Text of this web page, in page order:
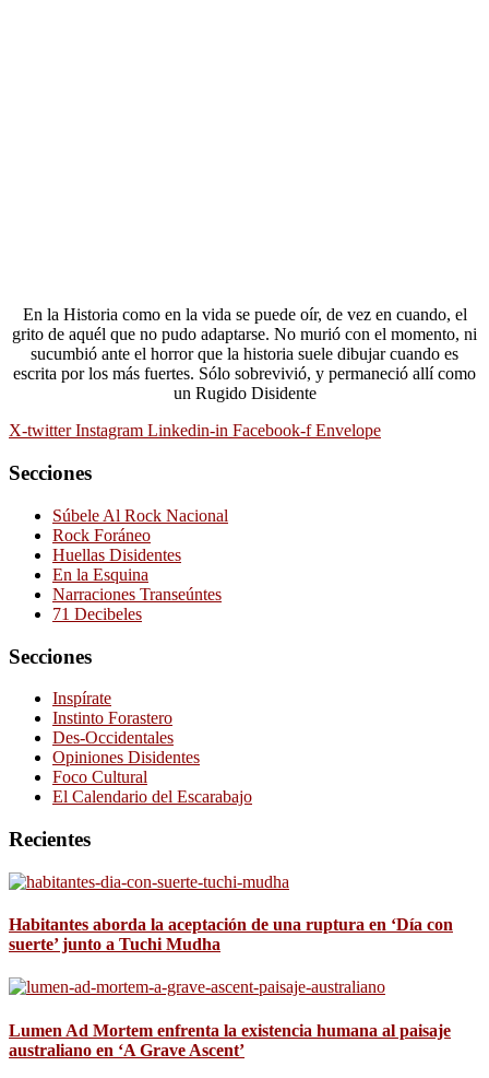
En la Historia como en la vida se puede oír, de vez en cuando, el
grito de aquél que no pudo adaptarse. No murió con el momento, ni
sucumbió ante el horror que la historia suele dibujar cuando es
escrita por los más fuertes. Sólo sobrevivió, y permaneció allí como
un Rugido Disidente
X-twitter Instagram Linkedin-in Facebook-f Envelope
Secciones
Súbele Al Rock Nacional
Rock Foráneo
Huellas Disidentes
En la Esquina
Narraciones Transeúntes
71 Decibeles
Secciones
Inspírate
Instinto Forastero
Des-Occidentales
Opiniones Disidentes
Foco Cultural
El Calendario del Escarabajo
Recientes
Habitantes aborda la aceptación de una ruptura en ‘Día con
suerte’ junto a Tuchi Mudha
Lumen Ad Mortem enfrenta la existencia humana al paisaje
australiano en ‘A Grave Ascent’